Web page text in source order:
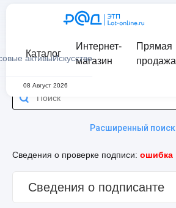
активыИскусство
Каталог
Интернет-
магазин
Прямая
продажа
08 Август 2026
Расширенный поиск
Сведения о проверке подписи: ошибка
Сведения о подписанте